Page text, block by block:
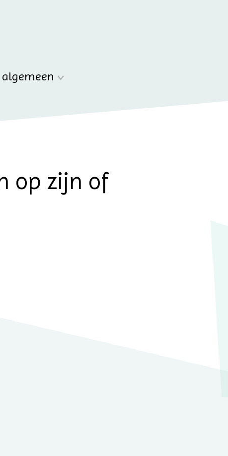
algemeen
op zijn of